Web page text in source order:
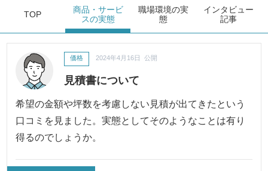
TOP
商品・サービ
スの実態
職場環境の実
態
インタビュー
記事
見積書について
価格 2024年4月16日 公開
希望の金額や坪数を考慮しない見積が出てきたという
口コミを見ました。実態としてそのようなことは有り
得るのでしょうか。